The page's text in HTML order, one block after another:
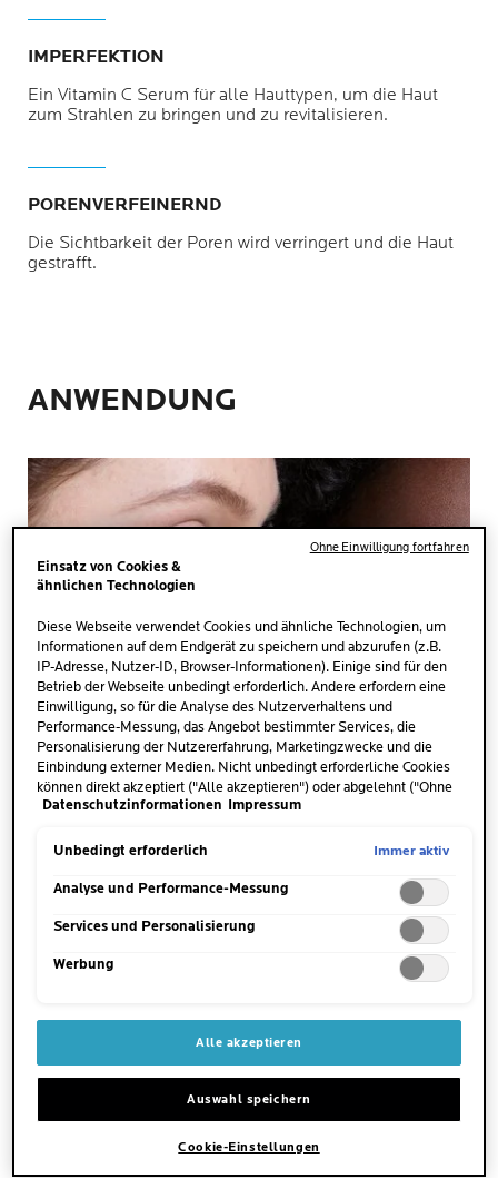
IMPERFEKTION
Ein Vitamin C Serum für alle Hauttypen, um die Haut
zum Strahlen zu bringen und zu revitalisieren.
PORENVERFEINERND
Die Sichtbarkeit der Poren wird verringert und die Haut
gestrafft.
ANWENDUNG
MENGE
3 bis 4 Tropfen des Vitamin C
Trage das Vitamin C Serum auf
Einsatz von Cookies &
ähnlichen Technologien
Diese Webseite verwendet Cookies und ähnliche Technologien, um
Informationen auf dem Endgerät zu speichern und abzurufen (z.B.
IP-Adresse, Nutzer-ID, Browser-Informationen). Einige sind für den
Betrieb der Webseite unbedingt erforderlich. Andere erfordern eine
Einwilligung, so für die Analyse des Nutzerverhaltens und
Performance-Messung, das Angebot bestimmter Services, die
Personalisierung der Nutzererfahrung, Marketingzwecke und die
Einbindung externer Medien. Nicht unbedingt erforderliche Cookies
können direkt akzeptiert ("Alle akzeptieren") oder abgelehnt ("Ohne
Einwilligung fortfahren") werden. Individuelle Anpassungen der
speichern"). Die Auswahl kann jederzeit unter dem Link "Cookie-
unsere Datenschutzinformationen.
Datenschutzinformationen Impressum
Unbedingt erforderlich Immer aktiv
Analyse und Performance-Messung
Services und Personalisierung
Werbung
Alle akzeptieren
Auswahl speichern
Cookie-Einstellungen
Ohne Einwilligung fortfahren